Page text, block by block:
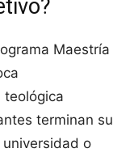
Maestría
teológica
terminan su
o